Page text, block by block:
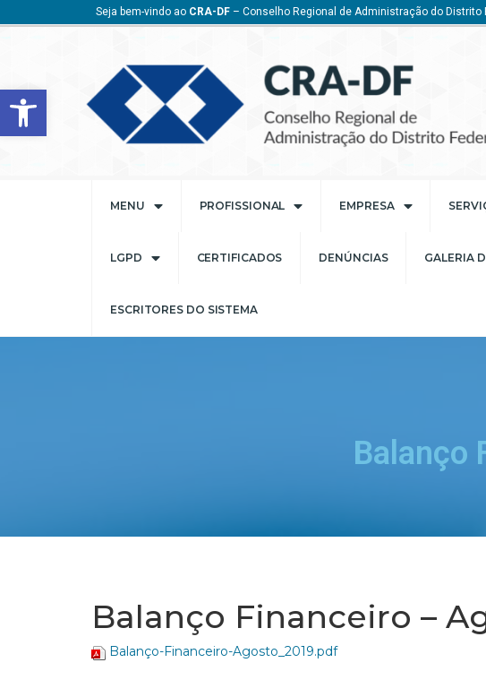
Barra de Ferramentas Aberta
Seja bem-vindo ao CRA-DF – Conselho Regional de Administração do Distrito
MENU PROFISSIONAL EMPRESA
LGPD CERTIFICADOS DENÚNCIAS GALERIA
ESCRITORES DO SISTEMA
Balanço
Balanço Financeiro –
Balanço-Financeiro-Agosto_2019.pdf